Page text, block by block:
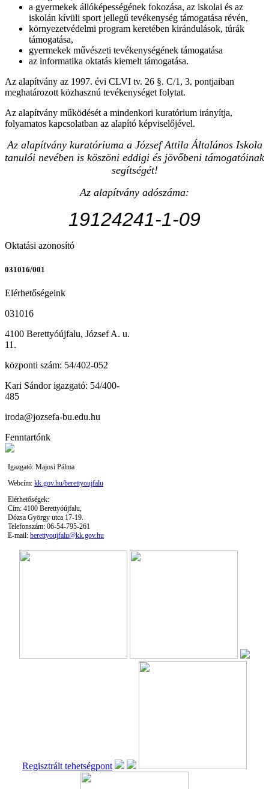
a gyermekek állóképességének fokozása, az iskolai és az
iskolán kívüli sport jellegű tevékenység támogatása révén,
környezetvédelmi program keretében kirándulások, túrák
támogatása,
gyermekek művészeti tevékenységének támogatása
az informatika oktatás kiemelt támogatása.
Az alapítvány az 1997. évi CLVI tv. 26 §. C/1, 3. pontjaiban
meghatározott közhasznú tevékenységet folytat.
Az alapítvány működését a mindenkori kuratórium irányítja,
folyamatos kapcsolatban az alapító képviselőjével.
Az alapítvány kuratóriuma a József Attila Általános Iskola
tanulói nevében is köszöni eddigi és jövőbeni támogatóinak
segítségét!
Az alapítvány adószáma:
19124241-1-09
Oktatási azonosító
031016/001
Elérhetőségeink
031016
4100 Berettyóújfalu, József A. u.
11.
központi szám: 54/402-052
Kari Sándor igazgató: 54/400-
485
iroda@jozsefa-bu.edu.hu
Fenntartónk
Igazgató: Majosi Pálma
Webcím: kk.gov.hu/berettyoujfalu
Elérhetőségek:
Cím: 4100 Berettyóújfalu,
Dózsa György utca 17-19.
Telefonszám: 06-54-795-261
E-mail: berettyoujfalu@kk.gov.hu
Regisztrált tehetségpont